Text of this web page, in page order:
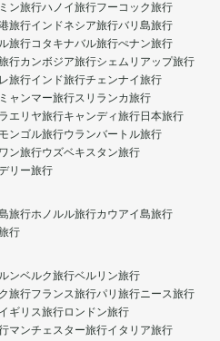
ン旅行ハノイ旅行フーコック旅行
旅行インドネシア旅行バリ島旅行
旅行コタキナバル旅行ぺナン旅行
行カンボジア旅行シェムリアップ旅行
旅行インド旅行チェンナイ旅行
ミャンマー旅行スリランカ旅行
エリヤ旅行キャンディ旅行日本旅行
モンゴル旅行ウランバートル旅行
ン旅行ウズベキスタン旅行
リー旅行
旅行ホノルル旅行カウアイ島旅行
行
ンベルク旅行ベルリン旅行
旅行フランス旅行パリ旅行ニース旅行
イギリス旅行ロンドン旅行
マンチェスター旅行イタリア旅行